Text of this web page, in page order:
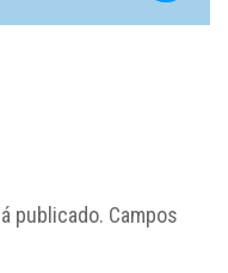
publicado. Campos